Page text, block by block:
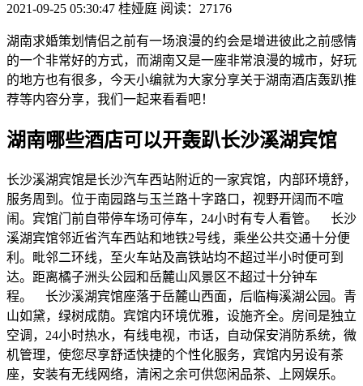
2021-09-25 05:30:47 桂娅庭 阅读：27176
湖南求婚策划情侣之前有一场浪漫的约会是增进彼此之前感情
的一个非常好的方式，而湖南又是一座非常浪漫的城市，好玩
的地方也有很多，今天小编就为大家分享关于湖南酒店轰趴推
荐等内容分享，我们一起来看看吧！
湖南哪些酒店可以开轰趴长沙溪湖宾馆
长沙溪湖宾馆是长沙汽车西站附近的一家宾馆，内部环境舒，
服务周到。位于南园路与玉兰路十字路口，视野开阔而不喧
闹。宾馆门前自带停车场可停车，24小时有专人看管。 长沙
溪湖宾馆邻近省汽车西站和地铁2号线，乘坐公共交通十分便
利。毗邻二环线，至火车站及高铁站均不超过半小时便可到
达。距离橘子洲头公园和岳麓山风景区不超过十分钟车
程。 长沙溪湖宾馆座落于岳麓山西面，后临梅溪湖公园。青
山如黛，绿树成荫。宾馆内环境优雅，设施齐全。房间是独立
空调，24小时热水，有线电视，市话，自动保安消防系统，微
机管理，使您尽享舒适快捷的个性化服务，宾馆内另设有茶
座，安装有无线网络，清闲之余可供您闲品茶、上网娱乐。